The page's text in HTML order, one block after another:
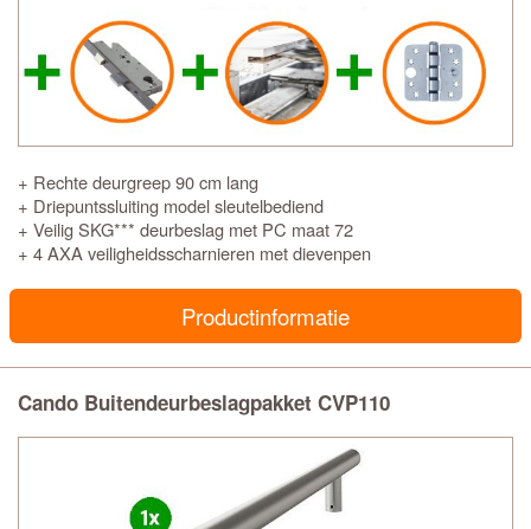
+ Rechte deurgreep 90 cm lang
+ Driepuntssluiting model sleutelbediend
+ Veilig SKG*** deurbeslag met PC maat 72
+ 4 AXA veiligheidsscharnieren met dievenpen
Productinformatie
Cando Buitendeurbeslagpakket CVP110